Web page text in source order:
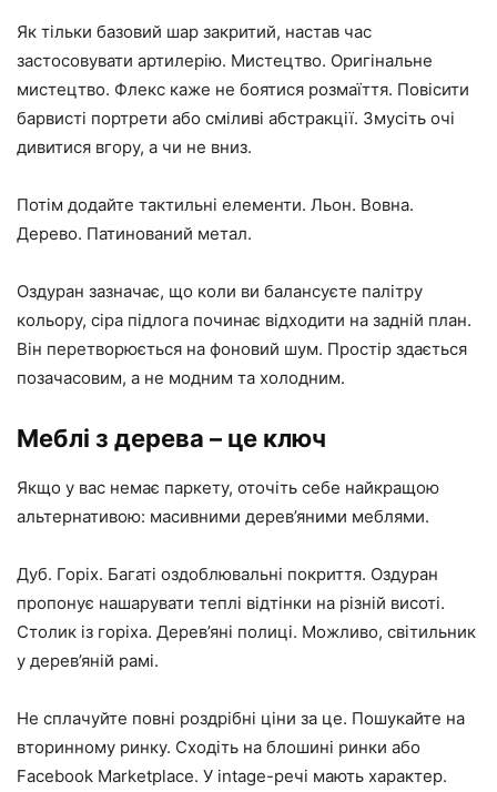
Як тільки базовий шар закритий, настав час
застосовувати артилерію. Мистецтво. Оригінальне
мистецтво. Флекс каже не боятися розмаїття. Повісити
барвисті портрети або сміливі абстракції. Змусіть очі
дивитися вгору, а чи не вниз.
Потім додайте тактильні елементи. Льон. Вовна.
Дерево. Патинований метал.
Оздуран зазначає, що коли ви балансуєте палітру
кольору, сіра підлога починає відходити на задній план.
Він перетворюється на фоновий шум. Простір здається
позачасовим, а не модним та холодним.
Меблі з дерева – це ключ
Якщо у вас немає паркету, оточіть себе найкращою
альтернативою: масивними дерев’яними меблями.
Дуб. Горіх. Багаті оздоблювальні покриття. Оздуран
пропонує нашарувати теплі відтінки на різній висоті.
Столик із горіха. Дерев’яні полиці. Можливо, світильник
у дерев’яній рамі.
Не сплачуйте повні роздрібні ціни за це. Пошукайте на
вторинному ринку. Сходіть на блошині ринки або
Facebook Marketplace. У intage-речі мають характер.